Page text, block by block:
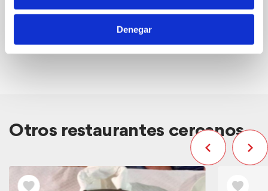
Denegar
Otros restaurantes cercanos